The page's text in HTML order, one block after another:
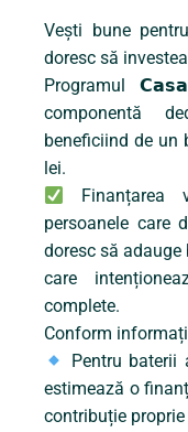
Vești bune
doresc să
Programul
componentă
beneficiind de un
lei.
Finanțarea
persoanele care
doresc să adauge
care
complete.
Conform
Pentru baterii
estimează o
contribuție